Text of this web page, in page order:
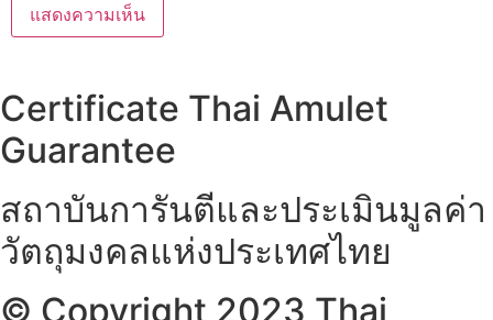
Certificate Thai Amulet
Guarantee
สถาบันการันตีและประเมินมูลค่า
วัตถุมงคลแห่งประเทศไทย
© Copyright 2023 Thai